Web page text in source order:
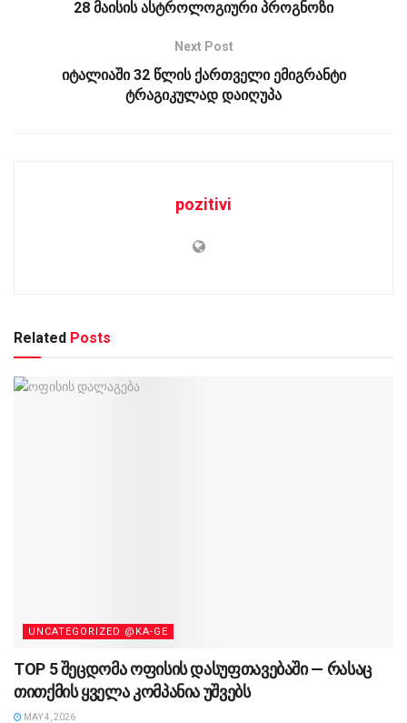
28 მაისის ასტროლოგიური პროგნოზი
Next Post
იტალიაში 32 წლის ქართველი ემიგრანტი
ტრაგიკულად დაიღუპა
pozitivi
Related Posts
UNCATEGORIZED @KA-GE
TOP 5 შეცდომა ოფისის დასუფთავებაში — რასაც
თითქმის ყველა კომპანია უშვებს
MAY 4, 2026